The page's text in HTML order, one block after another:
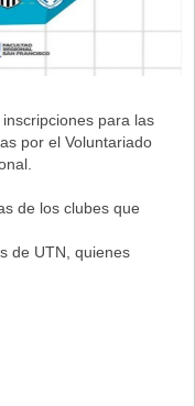
para las
por el Voluntariado
de los clubes que
de UTN, quienes